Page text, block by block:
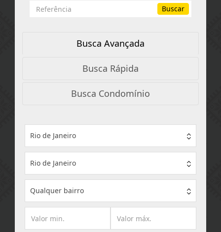
Busca
Buscar
Busca Avançada
Busca Rápida
Busca Condomínio
Rio de Janeiro
Rio de Janeiro
Qualquer bairro